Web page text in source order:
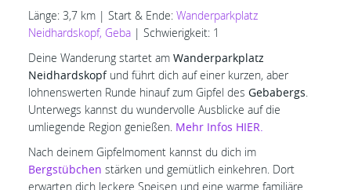
Länge: 3,7 km | Start & Ende: Wanderparkplatz
Neidhardskopf, Geba | Schwierigkeit: 1
Deine Wanderung startet am Wanderparkplatz
Neidhardskopfund führt dich auf einer kurzen, aber
lohnenswerten Runde hinauf zum Gipfel des Gebabergs.
Unterwegs kannst du wundervolle Ausblicke auf die
umliegende Region genießen. Mehr Infos HIER.
Nach deinem Gipfelmoment kannst du dich im
Bergstübchen stärken und gemütlich einkehren. Dort
erwarten dich leckere Speisen und eine warme familiäre